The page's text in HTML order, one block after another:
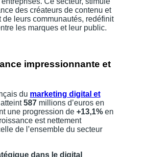
des créateurs de contenu et
de leurs communautés, redéfinit
les marques et leur public.
impressionnante et
du marketing digital et
587 millions d’euros en
une progression de +13,1% en
est nettement
de l’ensemble du secteur
dans le digital